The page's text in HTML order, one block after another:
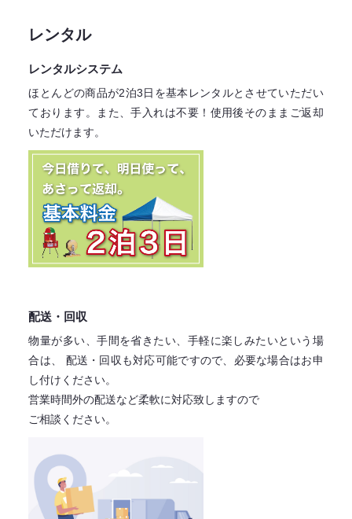
レンタル
レンタルシステム
ほとんどの商品が2泊3日を基本レンタルとさせていただい
ております。
また、手入れは不要！ 使用後そのままご返却
いただけます。
配送・回収
物量が多い、手間を省きたい、手軽に楽しみたいという場
合は、
配送・回収も対応可能ですので、必要な場合はお申
し付けください。
営業時間外の配送など柔軟に対応致しますので
ご相談ください。